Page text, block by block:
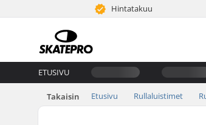
Hintatakuu
ETUSIVU
Takaisin Etusivu Rullaluistimet